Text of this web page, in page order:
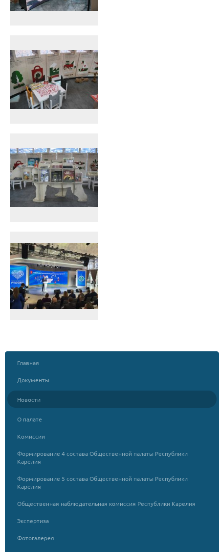
Главная
Документы
Новости
О палате
Комиссии
Формирование 4 состава Общественной палаты Республики
Карелия
Формирование 5 состава Общественной палаты Республики
Карелия
Общественная наблюдательная комиссия Республики Карелия
Экспертиза
Фотогалерея